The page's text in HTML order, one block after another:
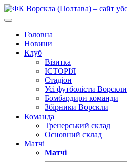
Головна
Новини
Клуб
Візитка
ІСТОРІЯ
Стадіон
Усі футболісти Ворскли
Бомбардири команди
Збірники Ворскли
Команда
Тренерський склад
Основний склад
Матчі
Матчі